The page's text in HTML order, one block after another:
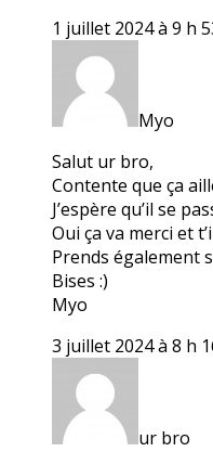
1 juillet 2024 à 9 h
Myo
Salut ur bro,
Contente que ça
J’espère qu’il se
Oui ça va merci et
Prends également
Bises :)
Myo
3 juillet 2024 à 8 h
ur bro